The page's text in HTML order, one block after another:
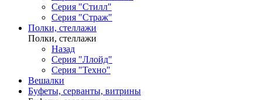
Серия "Стилл"
Серия "Страж"
Полки, стеллажи
Полки, стеллажи
Назад
Серия "Ллойд"
Серия "Техно"
Вешалки
Буфеты, серванты, витрины